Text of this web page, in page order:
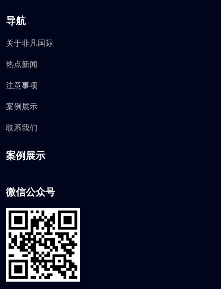
导航
关于非凡国际
热点新闻
注意事项
案例展示
联系我们
案例展示
微信公众号